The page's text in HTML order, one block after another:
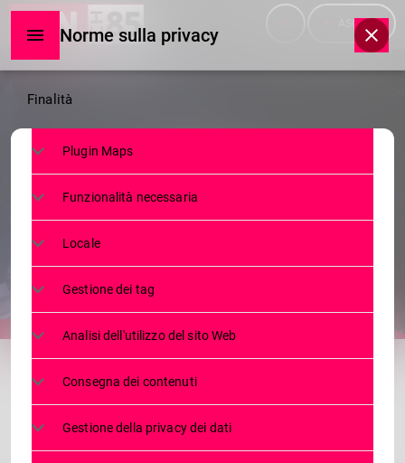
ASCOLTA
TELEGIORNALE
TG MARTEDÌ 24.12.2019
share
email
Norme sulla privacy
Norme
sulla
privacy
Finalità
Plugin Maps
Funzionalità necessaria
Locale
Gestione dei tag
Analisi dell'utilizzo del sito Web
Consegna dei contenuti
Gestione della privacy dei dati